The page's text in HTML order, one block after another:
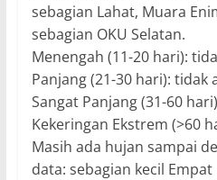
sebagian Lahat, Muara
sebagian OKU Selatan.
Menengah (11-20 hari):
Panjang (21-30 hari): tidak
Sangat Panjang (31-60
Kekeringan Ekstrem (>60
Masih ada hujan sampai
data: sebagian kecil